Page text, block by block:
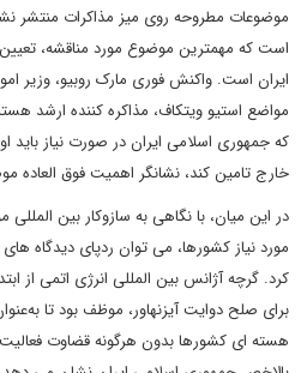
موضوعات مطروحه روی میز مذاکرات منتشر
است که مهمترین موضوع مورد مناقشه، تعیین
ایران است. واکنش فوری مارک روبیو، وزیر
مواضع استیو ویتکاف، مذاکره کننده ارشد
خارج تامین کند، نشانگر اهمیت فوق العاده
در این میان، با نگاهی به سازوکار بین
مورد نیاز کشورها، می توان ردپای دیدگاه
کرد. گرچه آژانس بین المللی انرژی اتمی از
برای صلح دوایت آیزنهاور، موظف بود تا
هسته ای کشورها بدون هرگونه قضاوت